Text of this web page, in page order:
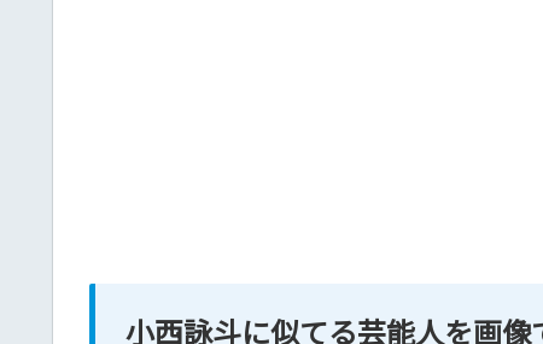
小西詠斗に似てる芸能人を画像